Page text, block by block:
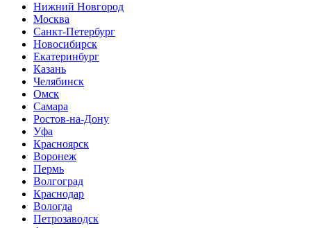
Нижний Новгород
Москва
Санкт-Петербург
Новосибирск
Екатеринбург
Казань
Челябинск
Омск
Самара
Ростов-на-Дону
Уфа
Красноярск
Воронеж
Пермь
Волгоград
Краснодар
Вологда
Петрозаводск